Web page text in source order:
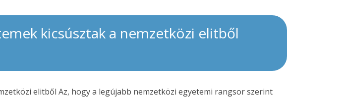
kicsúsztak a nemzetközi elitből
elitből Az, hogy a legújabb nemzetközi egyetemi rangsor szerint